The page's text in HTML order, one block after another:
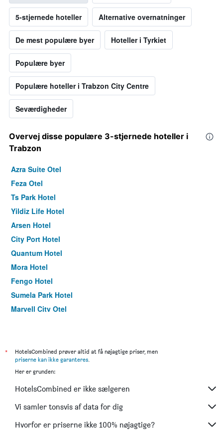
5-stjernede hoteller Alternative overnatninger
De mest populære byer Hoteller i Tyrkiet
Populære byer
Populære hoteller i Trabzon City Centre
Seværdigheder
Overvej disse populære 3-stjernede hoteller i
Trabzon
Azra Suite Otel
Feza Otel
Ts Park Hotel
Yildiz Life Hotel
Arsen Hotel
City Port Hotel
Quantum Hotel
Mora Hotel
Fengo Hotel
Sumela Park Hotel
Marvell City Otel
*
HotelsCombined prøver altid at få nøjagtige priser, men
priserne kan ikke garanteres.
Her er grunden:
HotelsCombined er ikke sælgeren
Vi samler tonsvis af data for dig
Hvorfor er priserne ikke 100% nøjagtige?